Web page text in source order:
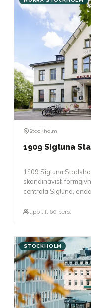
Stockholm
1909 Sigtuna
1909 Sigtuna
skandinavisk
centrala Sigtuna,
upp till 60 pers.
STOCKHOLM